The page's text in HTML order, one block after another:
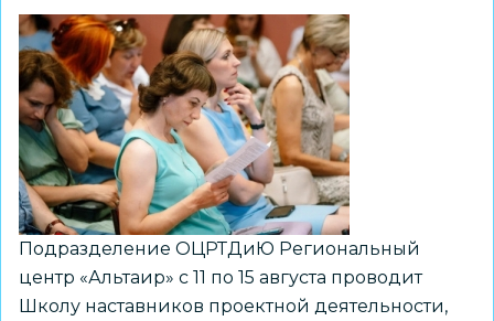
наставников
проектной
деятельности
Подразделение ОЦРТДиЮ Региональный
центр «Альтаир» с 11 по 15 августа проводит
Школу наставников проектной деятельности,